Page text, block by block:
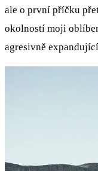
ale o první příčku
okolností moji
agresivně